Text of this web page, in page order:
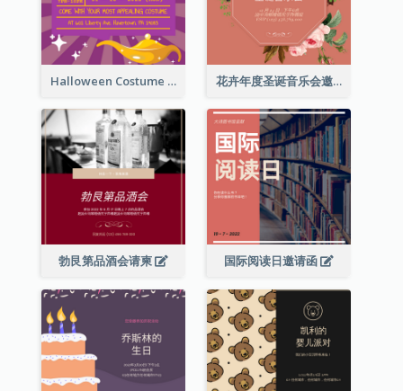
Halloween Costume Party Invitation 花卉年度圣诞音乐会邀请函
勃艮第品酒会请柬 国际阅读日邀请函